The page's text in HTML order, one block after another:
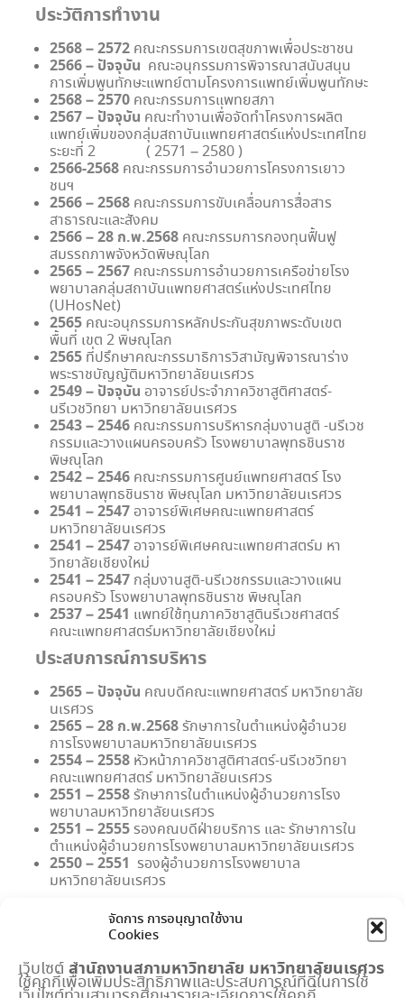
จัดการ การอนุญาตใช้งาน
Cookies
เว็บไซต์สำนักงานสภามหาวิทยาลัย มหาวิทยาลัยนเรศวร
ใช้คุกกี้เพื่อเพิ่มประสิทธิภาพและประสบการณ์ที่ดีในการใช้
ประวัติการทำงาน
2568 – 2572 คณะกรรมการเขตสุขภาพเพื่อประชาชน
2566 – ปัจจุบัน คณะอนุกรรมการพิจารณาสนับสนุน
การเพิ่มพูนทักษะแพทย์ตามโครงการแพทย์เพิ่มพูนทักษะ
2568 – 2570 คณะกรรมการแพทยสภา
2567 – ปัจจุบัน คณะทำงานเพื่อจัดทำโครงการผลิต
แพทย์เพิ่มของกลุ่มสถาบันแพทยศาสตร์แห่งประเทศไทย
ระยะที่ 2 ( 2571 – 2580 )
2566-2568 คณะกรรมการอำนวยการโครงการเยาว
ชนฯ
2566 – 2568คณะกรรมการขับเคลื่อนการสื่อสาร
สาธารณะและสังคม
2566 – 28 ก.พ.2568 คณะกรรมการกองทุนฟื้นฟู
สมรรถภาพจังหวัดพิษณุโลก
2565 – 2567 คณะกรรมการอำนวยการเครือข่ายโรง
พยาบาลกลุ่มสถาบันแพทยศาสตร์แห่งประเทศไทย
(UHosNet)
2565 คณะอนุกรรมการหลักประกันสุขภาพระดับเขต
พื้นที่ เขต 2 พิษณุโลก
2565 ที่ปรึกษาคณะกรรมาธิการวิสามัญพิจารณาร่าง
พระราชบัญญัติมหาวิทยาลัยนเรศวร
2549 – ปัจจุบัน อาจารย์ประจำภาควิชาสูติศาสตร์-
นรีเวชวิทยา มหาวิทยาลัยนเรศวร
2543 – 2546 คณะกรรมการบริหารกลุ่มงานสูติ -นรีเวช
กรรมและวางแผนครอบครัว โรงพยาบาลพุทธชินราช
พิษณุโลก
2542 – 2546 คณะกรรมการศูนย์แพทยศาสตร์ โรง
พยาบาลพุทธชินราช พิษณุโลก มหาวิทยาลัยนเรศวร
2541 – 2547 อาจารย์พิเศษคณะแพทยศาสตร์
มหาวิทยาลัยนเรศวร
2541 – 2547 อาจารย์พิเศษคณะแพทยศาสตร์ม หา
วิทยาลัยเชียงใหม่
2541 – 2547 กลุ่มงานสูติ-นรีเวชกรรมและวางแผน
ครอบครัว โรงพยาบาลพุทธชินราช พิษณุโลก
2537 – 2541 แพทย์ใช้ทุนภาควิชาสูตินรีเวชศาสตร์
คณะแพทยศาสตร์มหาวิทยาลัยเชียงใหม่
ประสบการณ์การบริหาร
2565 – ปัจจุบัน คณบดีคณะแพทยศาสตร์ มหาวิทยาลัย
นเรศวร
2565 – 28 ก.พ.2568รักษาการในตำแหน่งผู้อำนวย
การโรงพยาบาลมหาวิทยาลัยนเรศวร
2554 – 2558 หัวหน้าภาควิชาสูติศาสตร์-นรีเวชวิทยา
คณะแพทยศาสตร์ มหาวิทยาลัยนเรศวร
2551 – 2558รักษาการในตำแหน่งผู้อำนวยการโรง
พยาบาลมหาวิทยาลัยนเรศวร
2551 – 2555รองคณบดีฝ่ายบริการ และ รักษาการใน
ตำแหน่งผู้อำนวยการโรงพยาบาลมหาวิทยาลัยนเรศวร
2550 – 2551 รองผู้อำนวยการโรงพยาบาล
มหาวิทยาลัยนเรศวร